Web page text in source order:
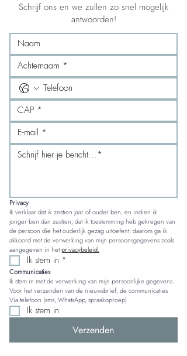
Schrijf ons en we zullen zo snel mogelijk
antwoorden!
Privacy
Ik verklaar dat ik zestien jaar of ouder ben, en indien ik
jonger ben dan zestien, dat ik toestemming heb gekregen van
de persoon die het ouderlijk gezag uitoefent; daarom ga ik
akkoord met de verwerking van mijn persoonsgegevens zoals
aangegeven in het privacybeleid.
Ik stem in *
Communicaties
Ik stem in met de verwerking van mijn persoonlijke gegevens.
Voor het verzenden van de nieuwsbrief, de communicaties
Via telefoon (sms, WhatsApp, spraakoproep)
Ik stem in
Verzenden